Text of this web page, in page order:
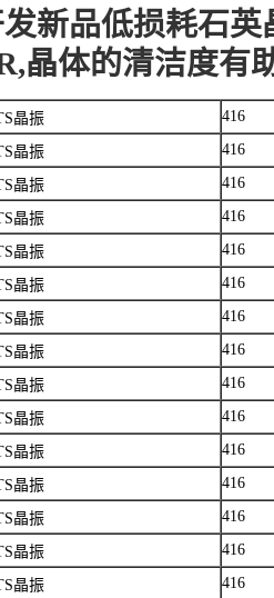
新品低损耗石英
晶体的清洁度有
晶振
416
晶振
416
晶振
416
晶振
416
晶振
416
晶振
416
晶振
416
晶振
416
晶振
416
晶振
416
晶振
416
晶振
416
晶振
416
晶振
416
晶振 416